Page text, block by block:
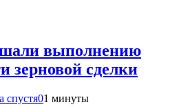
выполнению
зерновой сделки
спустя01 минуты